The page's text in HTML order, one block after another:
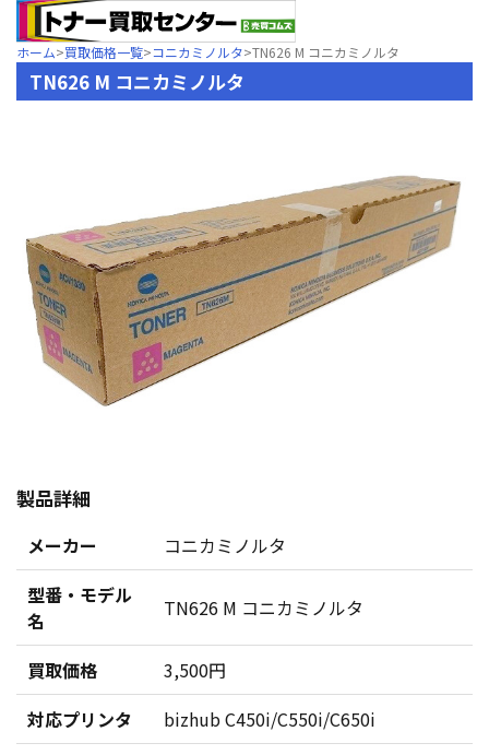
ホーム>買取価格一覧>コニカミノルタ>TN626 M コニカミノルタ
TN626 M コニカミノルタ
製品詳細
メーカー
コニカミノルタ
型番・モデル
名
TN626 M コニカミノルタ
買取価格
3,500円
対応プリンタ
bizhub C450i/C550i/C650i